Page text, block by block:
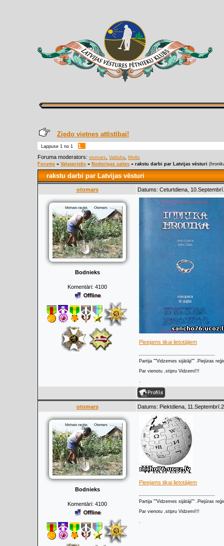
Ziedo vietnes attīstībai!
Lappuse 1 no 1
1
Foruma moderators: otomars Valduha
Meilis
Forums » Vaļasprieks » Noderīgas saites » rakstu darbi par Latvijas vēsturi
rakstu darbi par Latvijas vēsturi
otomars Datums: Ceturtdiena,
Bodnieks
Komentāri: 4100
Pieejams tikai lietotājiem
Partija ""Vidzemes sijātāji"" .Piejūras
Par vienotu ,stipru Vidzemi!!!
otomars Datums: Piektdiena,
Bodnieks
Komentāri: 4100
Pieejams tikai lietotājiem
Partija ""Vidzemes sijātāji"" .Piejūras
Par vienotu ,stipru Vidzemi!!!